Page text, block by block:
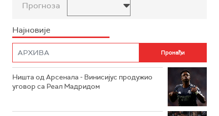
Прогноза
Најновије
Ништа од Арсенала - Винисијус продужио
уговор са Реал Мадридом